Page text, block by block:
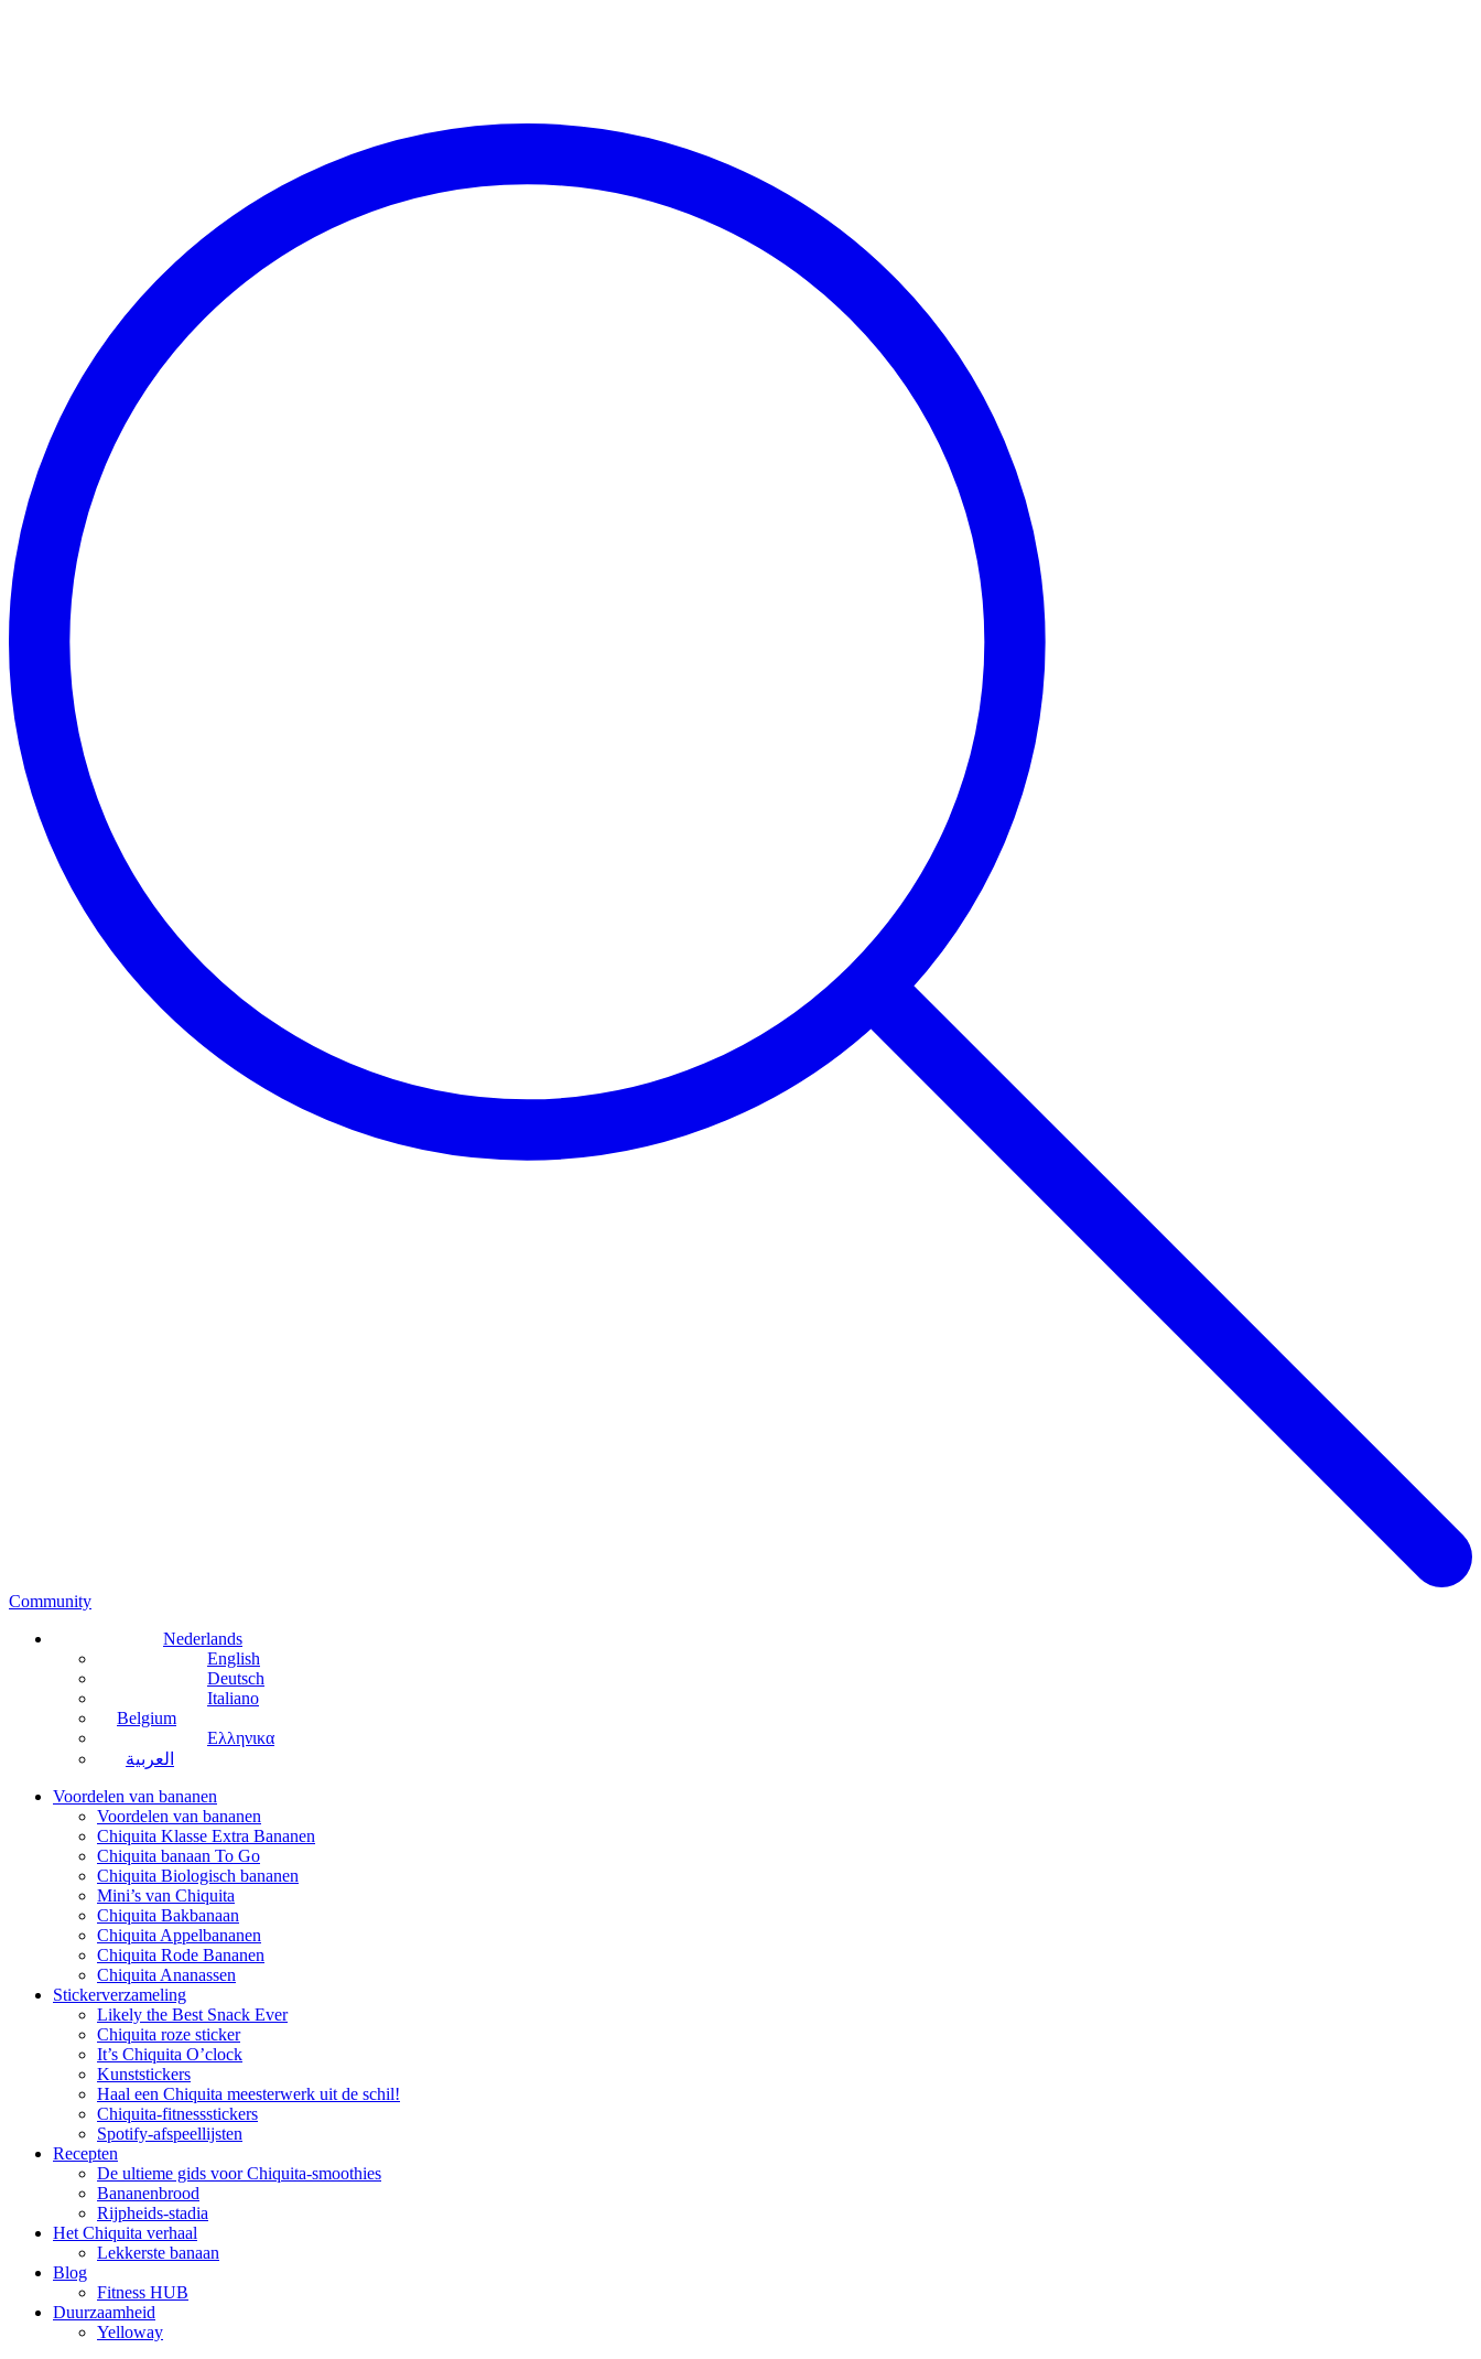
Community
Nederlands
English
Deutsch
Italiano
Belgium
Ελληνικα
العربية
Voordelen van bananen
Voordelen van bananen
Chiquita Klasse Extra Bananen
Chiquita banaan To Go
Chiquita Biologisch bananen
Mini’s van Chiquita
Chiquita Bakbanaan
Chiquita Appelbananen
Chiquita Rode Bananen
Chiquita Ananassen
Stickerverzameling
Likely the Best Snack Ever
Chiquita roze sticker
It’s Chiquita O’clock
Kunststickers
Haal een Chiquita meesterwerk uit de schil!
Chiquita-fitnessstickers
Spotify-afspeellijsten
Recepten
De ultieme gids voor Chiquita-smoothies
Bananenbrood
Rijpheids-stadia
Het Chiquita verhaal
Lekkerste banaan
Blog
Fitness HUB
Duurzaamheid
Yelloway